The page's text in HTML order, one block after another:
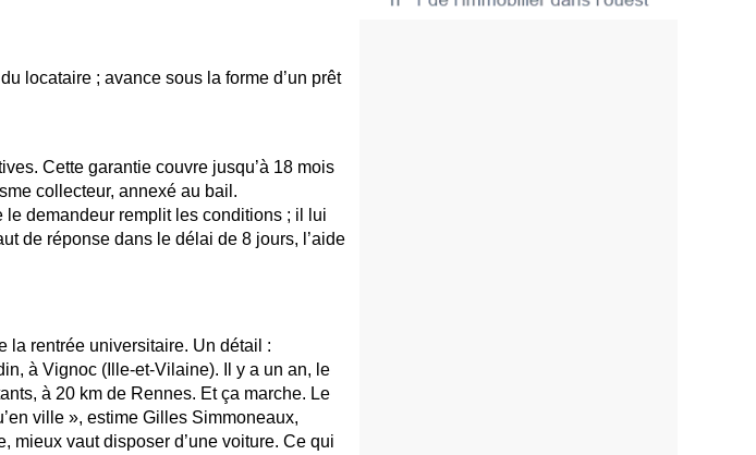
locataire ; avance sous la forme d’un prêt
Cette garantie couvre jusqu’à 18 mois
collecteur, annexé au bail.
le demandeur remplit les conditions ; il lui
de réponse dans le délai de 8 jours, l’aide
la rentrée universitaire. Un détail :
à Vignoc (Ille-et-Vilaine). Il y a un an, le
à 20 km de Rennes. Et ça marche. Le
ville », estime Gilles Simmoneaux,
mieux vaut disposer d’une voiture. Ce qui